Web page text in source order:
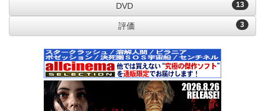
13
DVD
3
評価